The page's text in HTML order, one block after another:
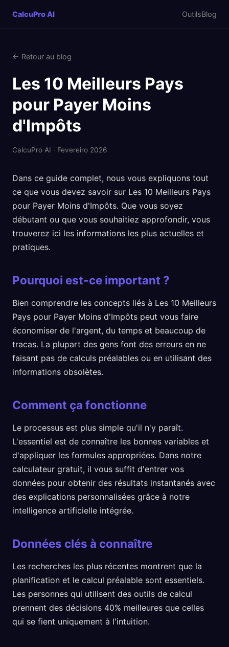
CalcuPro AI OutilsBlog
← Retour au blog
Les 10 Meilleurs Pays
pour Payer Moins
d'Impôts
CalcuPro AI · Fevereiro 2026
Dans ce guide complet, nous vous expliquons tout
ce que vous devez savoir sur Les 10 Meilleurs Pays
pour Payer Moins d'Impôts. Que vous soyez
débutant ou que vous souhaitiez approfondir, vous
trouverez ici les informations les plus actuelles et
pratiques.
Pourquoi est-ce important ?
Bien comprendre les concepts liés à Les 10 Meilleurs
Pays pour Payer Moins d'Impôts peut vous faire
économiser de l'argent, du temps et beaucoup de
tracas. La plupart des gens font des erreurs en ne
faisant pas de calculs préalables ou en utilisant des
informations obsolètes.
Comment ça fonctionne
Le processus est plus simple qu'il n'y paraît.
L'essentiel est de connaître les bonnes variables et
d'appliquer les formules appropriées. Dans notre
calculateur gratuit, il vous suffit d'entrer vos
données pour obtenir des résultats instantanés avec
des explications personnalisées grâce à notre
intelligence artificielle intégrée.
Données clés à connaître
Les recherches les plus récentes montrent que la
planification et le calcul préalable sont essentiels.
Les personnes qui utilisent des outils de calcul
prennent des décisions 40% meilleures que celles
qui se fient uniquement à l'intuition.